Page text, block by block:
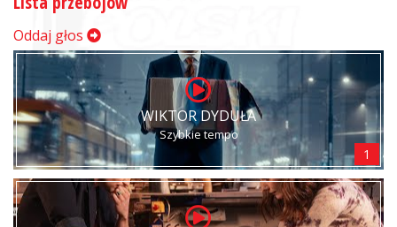
Oddaj głos
WIKTOR DYDUŁA
Szybkie tempo
1